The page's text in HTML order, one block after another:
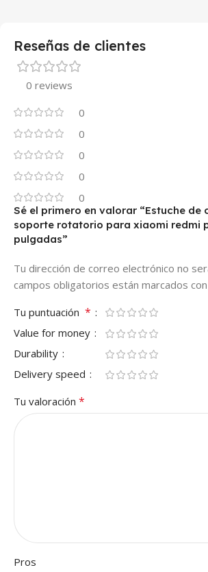
Reseñas de clientes
0 reviews
0
0
0
0
0
Sé el primero en valorar “Estuche de
soporte rotatorio para xiaomi redmi
pulgadas”
Tu dirección de correo electrónico no
campos obligatorios están marcados con
Tu puntuación *
Value for money
Durability
Delivery speed
Tu valoración *
Pros